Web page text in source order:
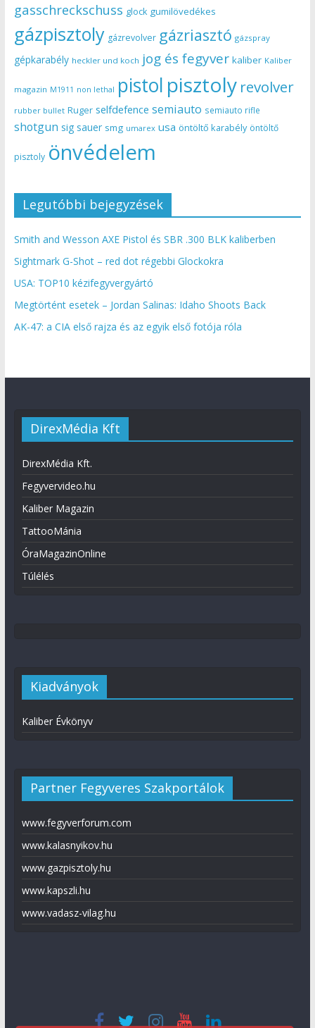
gasschreckschuss glock gumilövedékes
gázpisztoly gázrevolver gázriasztó gázspray
gépkarabély heckler und koch jog és fegyver kaliber Kaliber
magazin M1911 non lethal pistol pisztoly revolver
rubber bullet Ruger selfdefence semiauto semiauto rifle
shotgun sig sauer smg umarex usa öntöltő karabély öntöltő
pisztoly önvédelem
Legutóbbi bejegyzések
Smith and Wesson AXE Pistol és SBR .300 BLK kaliberben
Sightmark G-Shot – red dot régebbi Glockokra
USA: TOP10 kézifegyvergyártó
Megtörtént esetek – Jordan Salinas: Idaho Shoots Back
AK-47: a CIA első rajza és az egyik első fotója róla
DirexMédia Kft
DirexMédia Kft.
Fegyvervideo.hu
Kaliber Magazin
TattooMánia
ÓraMagazinOnline
Túlélés
Kiadványok
Kaliber Évkönyv
Partner Fegyveres Szakportálok
www.fegyverforum.com
www.kalasnyikov.hu
www.gazpisztoly.hu
www.kapszli.hu
www.vadasz-vilag.hu